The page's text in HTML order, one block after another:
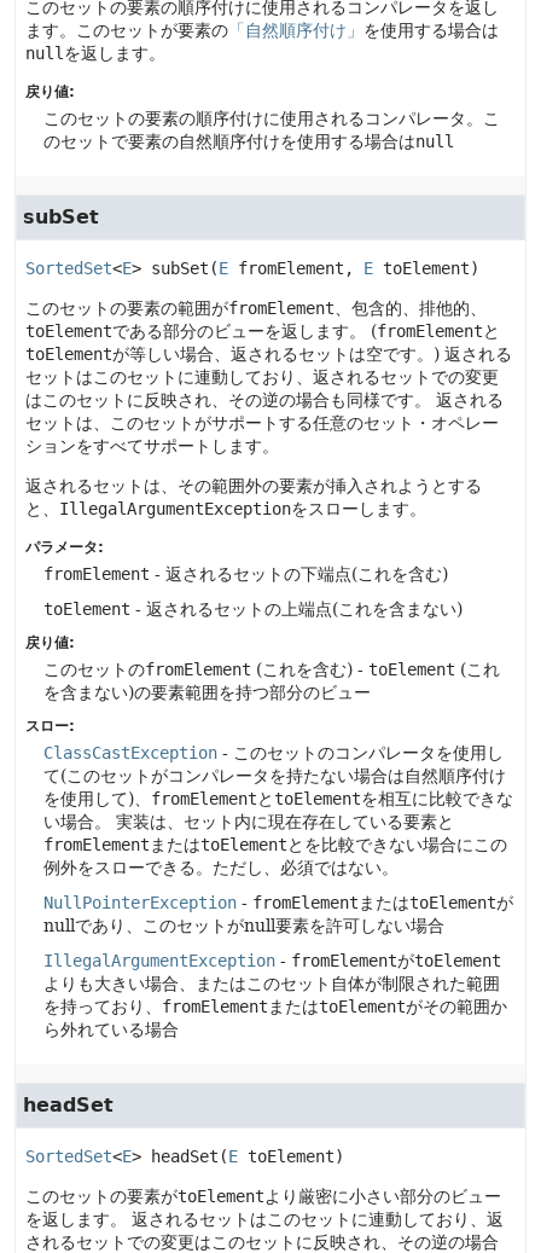
このセットの要素の順序付けに使用されるコンパレータを返し
ます。このセットが要素の 「自然順序付け」 を使用する場合は
null を返します。
戻り値:
このセットの要素の順序付けに使用されるコンパレータ。こ
のセットで要素の自然順序付けを使用する場合はnull
subSet
SortedSet<E> subSet (E fromElement, E toElement)
このセットの要素の範囲がfromElement 、包含的、排他的、
toElementである部分のビューを返します。 (fromElementと
toElementが等しい場合、返されるセットは空です。) 返される
セットはこのセットに連動しており、返されるセットでの変更
はこのセットに反映され、その逆の場合も同様です。
返される
セットは、このセットがサポートする任意のセット・オペレー
ションをすべてサポートします。
返されるセットは、その範囲外の要素が挿入されようとする
と、 IllegalArgumentExceptionをスローします。
パラメータ:
fromElement - 返されるセットの下端点(これを含む)
toElement - 返されるセットの上端点(これを含まない)
戻り値:
このセットのfromElement (これを含む) - toElement (これ
を含まない)の要素範囲を持つ部分のビュー
スロー:
ClassCastException - このセットのコンパレータを使用し
て(このセットがコンパレータを持たない場合は自然順序付け
を使用して)、 fromElementとtoElementを相互に比較できな
い場合。
実装は、セット内に現在存在している要素と
fromElement またはtoElementとを比較できない場合にこの
例外をスローできる。ただし、必須ではない。
NullPointerException - fromElement またはtoElementが
nullであり、このセットがnull要素を許可しない場合
IllegalArgumentException - fromElementがtoElement
よりも大きい場合、またはこのセット自体が制限された範囲
を持っており、 fromElement またはtoElementがその範囲か
ら外れている場合
headSet
SortedSet<E> headSet (E toElement)
このセットの要素がtoElementより厳密に小さい部分のビュー
を返します。
返されるセットはこのセットに連動しており、返
されるセットでの変更はこのセットに反映され、その逆の場合